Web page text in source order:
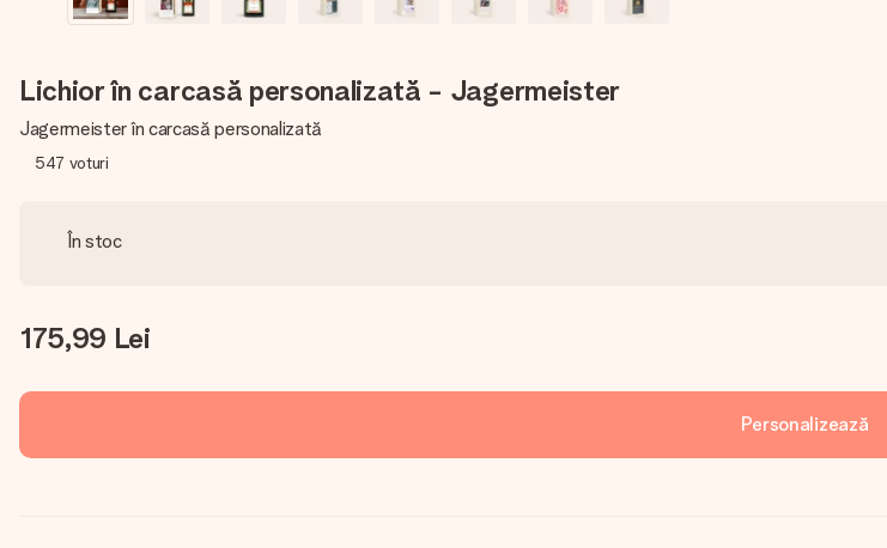
Lichior în carcasă personalizată - Jagermeister
Jagermeister în carcasă personalizată
547 voturi
În stoc
175,99 Lei
Personalizează